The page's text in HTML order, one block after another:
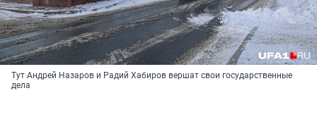
Тут Андрей Назаров и Радий Хабиров вершат свои государственные
дела